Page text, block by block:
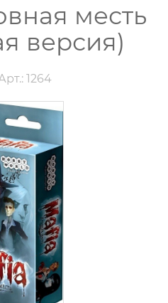
месть
версия)
1264